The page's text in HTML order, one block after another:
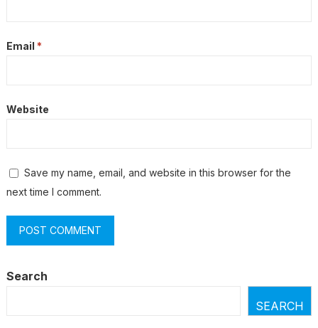
Email *
Website
Save my name, email, and website in this browser for the
next time I comment.
Search
SEARCH